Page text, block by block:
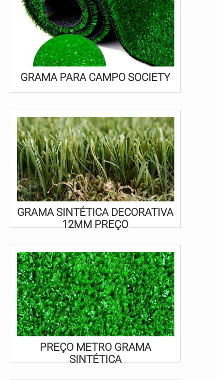
GRAMA PARA CAMPO SOCIETY
GRAMA SINTÉTICA DECORATIVA
12MM PREÇO
PREÇO METRO GRAMA
SINTÉTICA